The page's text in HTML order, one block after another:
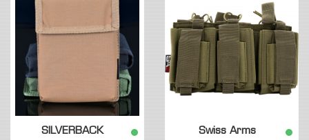
SILVERBACK Swiss Arms